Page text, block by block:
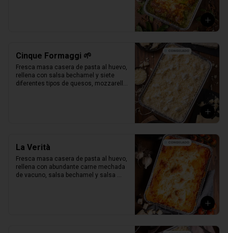
Cinque Formaggi 🌱
Fresca masa casera de pasta al huevo,
rellena con salsa bechamel y siete
diferentes tipos de quesos, mozzarella,
La Verità
Fresca masa casera de pasta al huevo,
rellena con abundante carne mechada
de vacuno, salsa bechamel y salsa